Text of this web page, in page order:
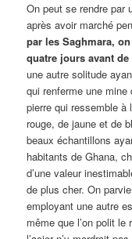
On peut se rendre par
après avoir marché
par les Saghmara,
quatre jours avant de
une autre solitude
qui renferme une mine
pierre qui ressemble à
rouge, de jaune et de
beaux échantillons
habitants de Ghana,
d’une valeur
de plus cher. On
employant une autre
même que l’on polit le